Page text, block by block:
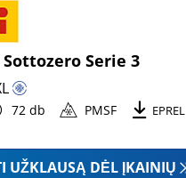
Serie 3
72 db PMSF EPREL
UŽKLAUSĄ DĖL ĮKAINIŲ